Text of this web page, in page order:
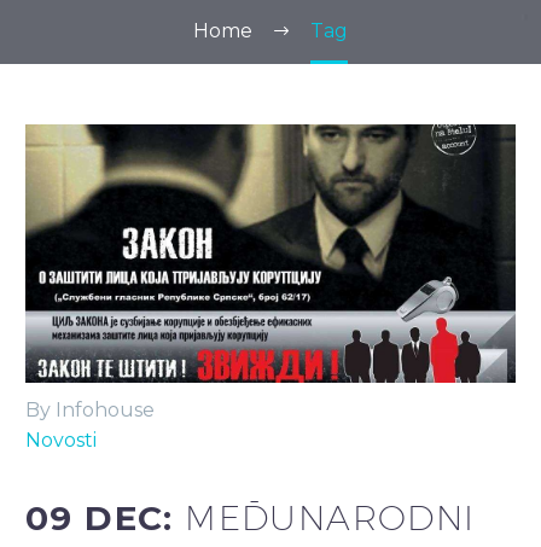
Home Tag
By Infohouse
Novosti
09 DEC: MEĐUNARODNI